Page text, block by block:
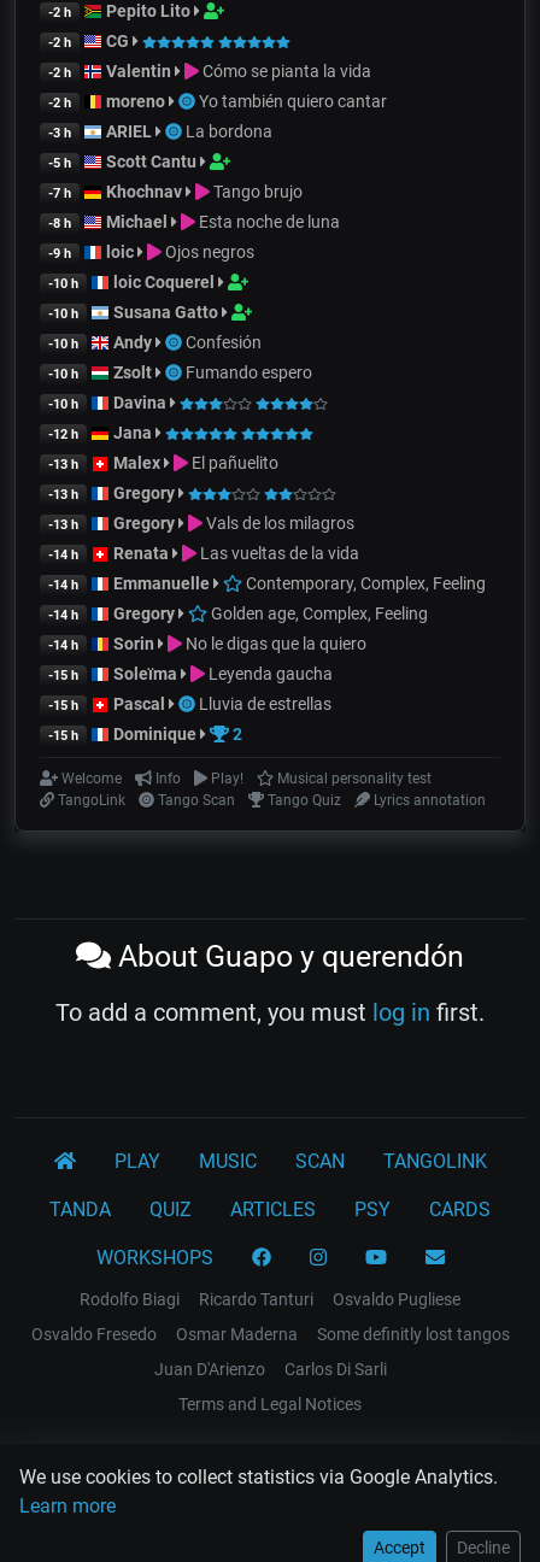
We use cookies to collect statistics via Google Analytics.
Learn more
Accept Decline
-2 h Pepito Lito
-2 h CG
-2 h Valentin Cómo se pianta la vida
-2 h moreno Yo también quiero cantar
-3 h ARIEL La bordona
-5 h Scott Cantu
-7 h Khochnav Tango brujo
-8 h Michael Esta noche de luna
-9 h loic Ojos negros
-10 h loic Coquerel
-10 h Susana Gatto
-10 h Andy Confesión
-10 h Zsolt Fumando espero
-10 h Davina
-12 h Jana
-13 h Malex El pañuelito
-13 h Gregory
-13 h Gregory Vals de los milagros
-14 h Renata Las vueltas de la vida
-14 h Emmanuelle Contemporary, Complex, Feeling
-14 h Gregory Golden age, Complex, Feeling
-14 h Sorin No le digas que la quiero
-15 h Soleïma Leyenda gaucha
-15 h Pascal Lluvia de estrellas
-15 h Dominique 2
Welcome Info Play!
Musical personality test
TangoLink
Tango Scan Tango Quiz Lyrics annotation
About Guapo y querendón
To add a comment, you must log in first.
PLAY MUSIC SCAN TANGOLINK
TANDA QUIZ ARTICLES PSY CARDS
WORKSHOPS
Rodolfo Biagi Ricardo Tanturi
Osvaldo Pugliese
Osvaldo Fresedo
Osmar Maderna
Some definitly lost tangos
Juan D'Arienzo
Carlos Di Sarli
Terms and Legal Notices
EL RECODO TANGO